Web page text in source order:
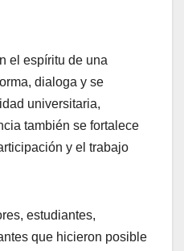
el espíritu de una
dialoga y se
universitaria,
también se fortalece
y el trabajo
estudiantes,
que hicieron posible